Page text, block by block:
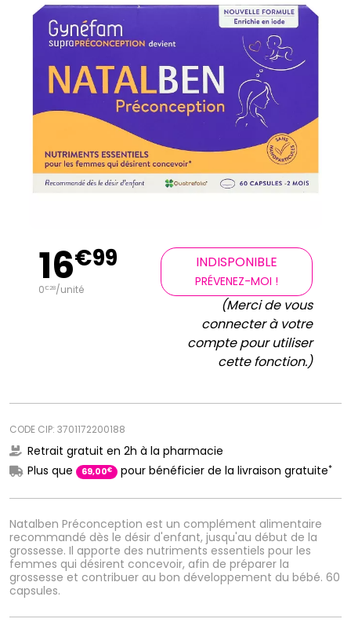
Natalben Préconception est un complément alimentaire
recommandé dès le désir d'enfant, jusqu'au début de la
grossesse. Il apporte des nutriments essentiels pour les
femmes qui désirent concevoir, afin de préparer la
grossesse et contribuer au bon développement du bébé. 60
capsules.
16€99
0€28/unité
INDISPONIBLE
PRÉVENEZ-MOI !
(Merci de vous
connecter à votre
compte pour utiliser
cette fonction.)
CODE CIP: 3701172200188
Retrait gratuit en 2h à la pharmacie
Plus que
69,00€ pour bénéficier de la livraison gratuite*